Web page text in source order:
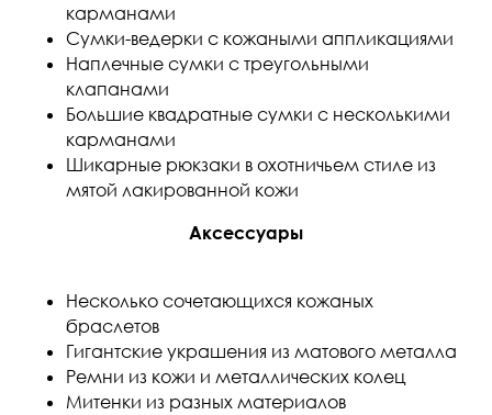
карманами
Сумки-ведерки с кожаными аппликациями
Наплечные сумки с треугольными
клапанами
Большие квадратные сумки с несколькими
карманами
Шикарные рюкзаки в охотничьем стиле из
мятой лакированной кожи
Аксессуары
Несколько сочетающихся кожаных
браслетов
Гигантские украшения из матового металла
Ремни из кожи и металлических колец
Митенки из разных материалов